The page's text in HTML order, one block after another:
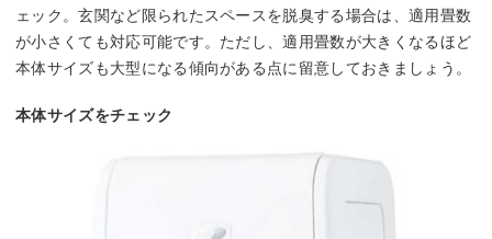
ェック。玄関など限られたスペースを脱臭する場合は、適用畳数
が小さくても対応可能です。ただし、適用畳数が大きくなるほど
本体サイズも大型になる傾向がある点に留意しておきましょう。
本体サイズをチェック